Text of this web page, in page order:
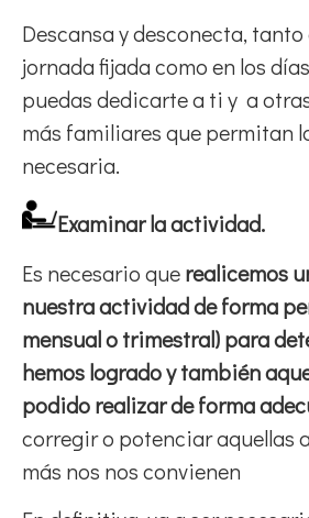
Descansa y desconecta, tanto
jornada fijada como en los
puedas dedicarte a ti y a
más familiares que permitan
necesaria.
Examinar la actividad.
Es necesario querealicemos
nuestra actividad de forma
mensual o trimestral) para
hemos logrado y también
podido realizar de forma
corregir o potenciar aquellas
más nos nos convienen